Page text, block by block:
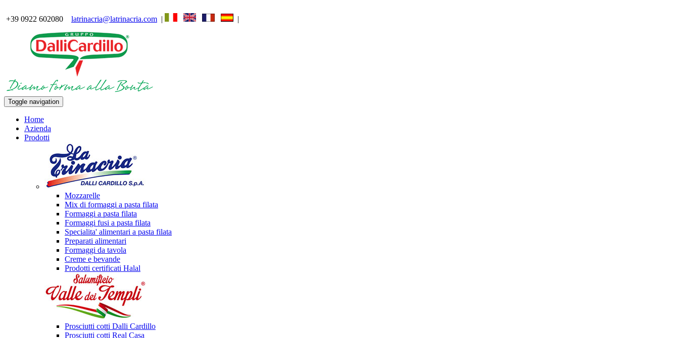
+39 0922 602080 latrinacria@latrinacria.com | |
Toggle navigation
Home
Azienda
Prodotti
Mozzarelle
Mix di formaggi a pasta filata
Formaggi a pasta filata
Formaggi fusi a pasta filata
Specialita' alimentari a pasta filata
Preparati alimentari
Formaggi da tavola
Creme e bevande
Prodotti certificati Halal
Prosciutti cotti Dalli Cardillo
Prosciutti cotti Real Casa